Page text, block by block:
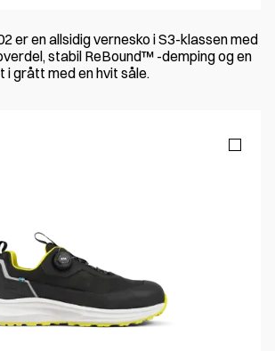
er en allsidig vernesko i S3-klassen med
stabil ReBound™ -demping og en
i grått med en hvit såle.